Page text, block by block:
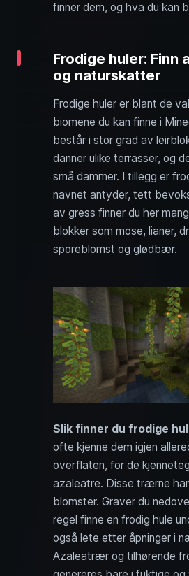
finner dem, og hva du kan
Frodige huler: Finn
og naturskatter
Frodige huler er blant de
biomene du kan finne i
består i stor grad av
danner ulike terrasser, og
små dammer. I tillegg er
navnet antyder, tett
av gress finner du her
blokker som mose, lianer,
sporeblomst og glødbær.
Slik finner du frodige
ofte kjenne dem igjen
overflaten, for de
azaleatre. Disse trærne
blomster. Graver du
regel finne en frodig hule
også lete etter åpninger i
Azaleatrær og tilhørende